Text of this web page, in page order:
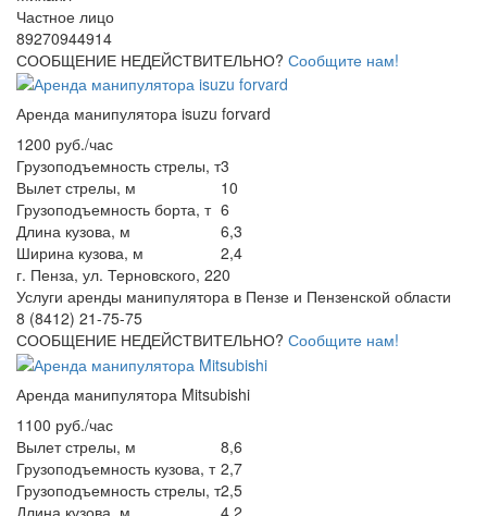
Частное лицо
89270944914
СООБЩЕНИЕ НЕДЕЙСТВИТЕЛЬНО? Сообщите нам!
Аренда манипулятора isuzu forvard
1200 руб./час
Грузоподъемность стрелы, т3
Вылет стрелы, м
10
Грузоподъемность борта, т 6
Длина кузова, м
6,3
Ширина кузова, м
2,4
г. Пенза, ул. Терновского, 220
Услуги аренды манипулятора в Пензе и Пензенской области
8 (8412) 21-75-75
СООБЩЕНИЕ НЕДЕЙСТВИТЕЛЬНО? Сообщите нам!
Аренда манипулятора Mitsubishi
1100 руб./час
Вылет стрелы, м
8,6
Грузоподъемность кузова, т 2,7
Грузоподъемность стрелы, т2,5
Длина кузова, м
4,2